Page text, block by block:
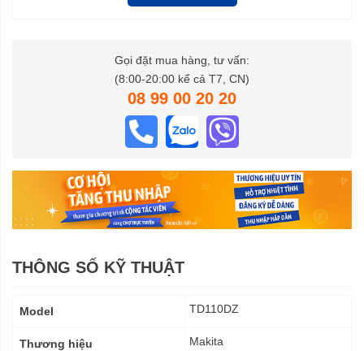
Gọi đặt mua hàng, tư vấn:
(8:00-20:00 kể cả T7, CN)
08 99 00 20 20
THÔNG SỐ KỸ THUẬT
kỹ
Model TD110DZ
Thương hiệu Makita